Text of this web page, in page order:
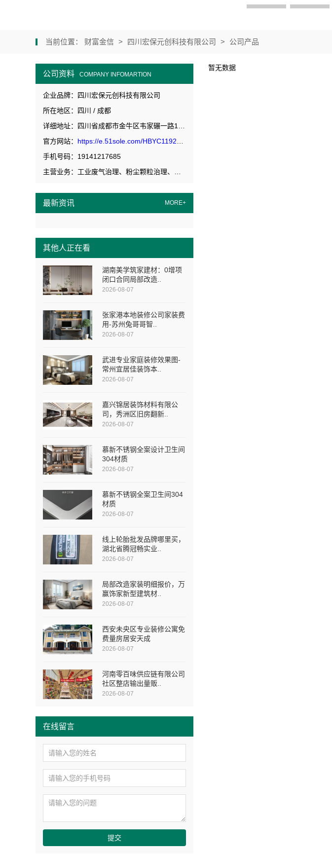
当前位置： 财富金信 > 四川宏保元创科技有限公司 > 公司产品
公司资料 COMPANY INFOMARTION
企业品牌：四川宏保元创科技有限公司
所在地区：四川 / 成都
官方网站： https://e.51sole.com/HBYC119204/
手机号码：19141217685
最新资讯 MORE+
其他人正在看
湖南美学筑家建材：0增项
闭口合同局部改造..
2026-08-07
张家港本地装修公司家装费
用-苏州兔哥哥智..
2026-08-07
武进专业家庭装修效果图-
常州宜居佳装饰本..
2026-08-07
嘉兴锦居装饰材料有限公
司，秀洲区旧房翻新..
2026-08-07
慕新不锈钢全案设计卫生间
304材质
2026-08-07
慕新不锈钢全案卫生间304
材质
2026-08-07
线上轮胎批发品牌哪里买，
湖北省腾冠畅实业..
2026-08-07
局部改造家装明细报价，万
赢饰家新型建筑材..
2026-08-07
西安未央区专业装修公寓免
费量房居安天成
2026-08-07
河南零百味供应链有限公司
社区整店输出量贩..
2026-08-07
在线留言
提交
暂无数据